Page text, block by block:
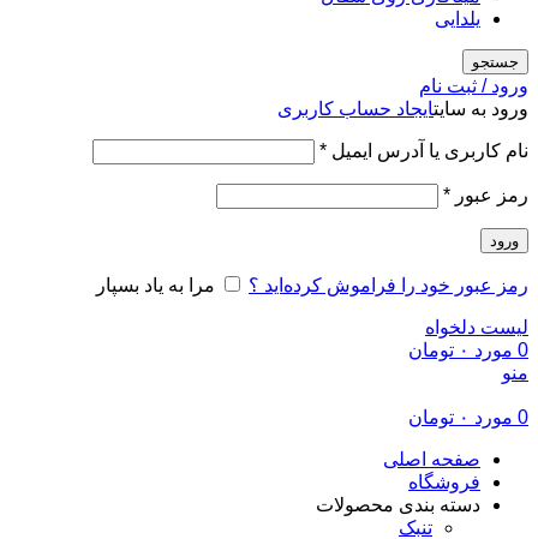
یلدایی
جستجو
ورود / ثبت نام
ورود به سایتایجاد حساب کاربری
نام کاربری یا آدرس ایمیل *الزامی
رمز عبور *الزامی
ورود
رمز عبور خود را فراموش کرده‌اید ؟ مرا به یاد بسپار
لیست دلخواه
0 مورد ۰ تومان
منو
0 مورد ۰ تومان
صفحه اصلی
فروشگاه
دسته بندی محصولات
تنبک